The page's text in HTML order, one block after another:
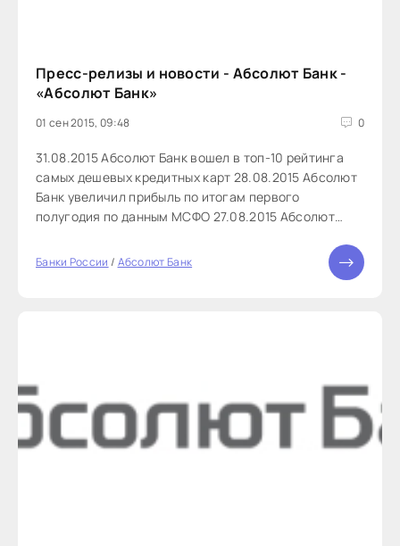
Пресс-релизы и новости - Абсолют Банк -
«Абсолют Банк»
01 сен 2015, 09:48 0
31.08.2015 Абсолют Банк вошел в топ-10 рейтинга
самых дешевых кредитных карт 28.08.2015 Абсолют
Банк увеличил прибыль по итогам первого
полугодия по данным МСФО 27.08.2015 Абсолют
лиц 24.08.2015 Абсолют ...
Банки России / Абсолют Банк